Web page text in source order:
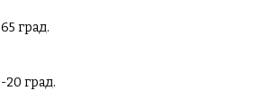
65 град.
-20 град.